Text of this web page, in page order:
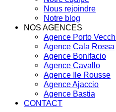
Nous rejoindre
Notre blog
NOS AGENCES
Agence Porto
Agence Cala Rossa
Agence Bonifacio
Agence Cavallo
Agence Ile Rousse
Agence Ajaccio
Agence Bastia
CONTACT